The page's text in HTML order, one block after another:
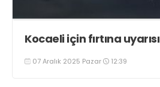
Kocaeli için fırtına uyarısı
07 Aralık 2025 Pazar 12:39